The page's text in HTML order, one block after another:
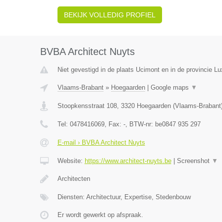
BEKIJK VOLLEDIG PROFIEL
BVBA Architect Nuyts
Niet gevestigd in de plaats Ucimont en in de provincie
Vlaams-Brabant» Hoegaarden| Google maps ▼
Stoopkensstraat 108, 3320 Hoegaarden(Vlaams-Brabant
Tel: 0478416069, Fax: -, BTW-nr: be0847 935 297
E-mail › BVBA Architect Nuyts
Website: https://www.architect-nuyts.be| Screenshot ▼
Architecten
Diensten: Architectuur, Expertise, Stedenbouw
Er wordt gewerkt op afspraak.